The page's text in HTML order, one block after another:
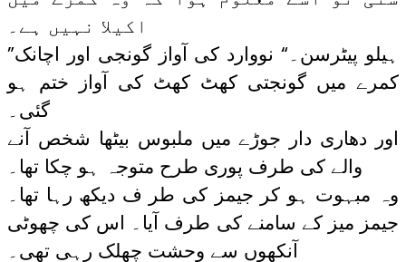
اکیلا نہیں ہے۔
”ہیلو پیٹرسن۔“ نووارد کی آواز گونجی اور اچانک
کمرے میں گونجتی کھٹ کھٹ کی آواز ختم ہو
گئی۔
اور دھاری دار جوڑے میں ملبوس بیٹھا شخص آنے
والے کی طرف پوری طرح متوجہ ہو چکا تھا۔
وہ مبہوت ہو کر جیمز کی طر ف دیکھ رہا تھا۔
جیمز میز کے سامنے کی طرف آیا۔ اس کی چھوٹی
آنکھوں سے وحشت چھلک رہی تھی۔